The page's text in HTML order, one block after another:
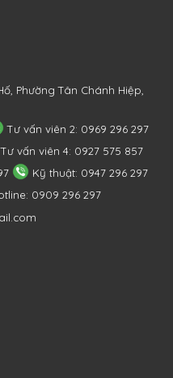
PhườngTân Chánh Hiệp,
Tư vấn viên 2: 0969 296 297
Tư vấn viên 4: 0927 575 857
Kỹ thuật: 0947 296 297
0909 296 297